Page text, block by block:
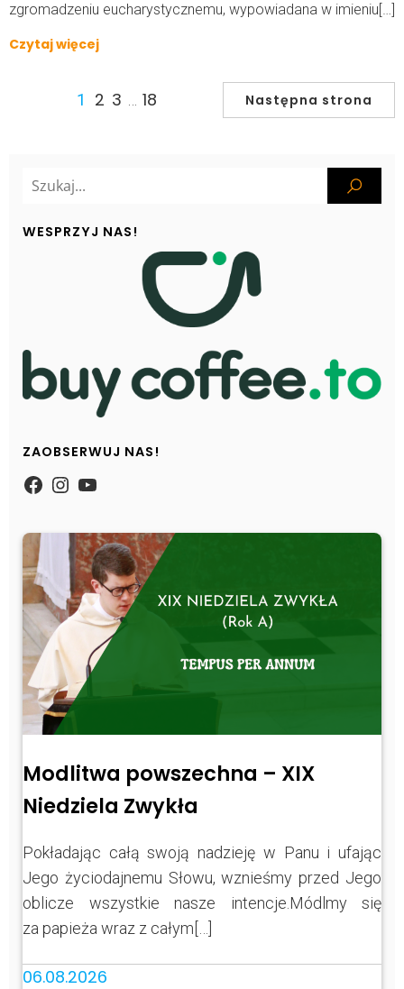
zgromadzeniu eucharystycznemu, wypowiadana w imieniu[…]
Czytaj więcej
1 2 3 18 Następna strona
WESPRZYJ NAS!
ZAOBSERWUJ NAS!
https://www.facebook.com/
Instagram
YouTube
Modlitwa powszechna – XIX
Niedziela Zwykła
Pokładając całą swoją nadzieję w Panu i ufając
Jego życiodajnemu Słowu, wznieśmy przed Jego
oblicze wszystkie nasze intencje.Módlmy się
za papieża wraz z całym[…]
06.08.2026